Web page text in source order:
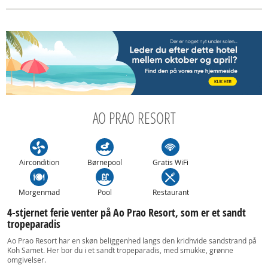
AO PRAO RESORT
Aircondition Børnepool Gratis WiFi
Morgenmad Pool Restaurant
4-stjernet ferie venter på Ao Prao Resort, som er et sandt
tropeparadis
Ao Prao Resort har en skøn beliggenhed langs den kridhvide sandstrand på
Koh Samet. Her bor du i et sandt tropeparadis, med smukke, grønne
omgivelser.